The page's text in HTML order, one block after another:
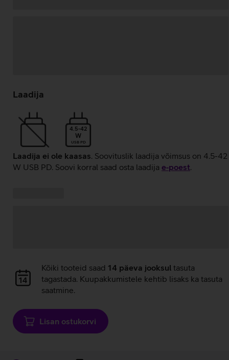
laadimine
Laadija
4.5-42
W
USB PD
Laadija ei ole kaasas. Soovituslik laadija võimsus on 4.5-42
W USB PD. Soovi korral saad osta laadija e‑poest.
Andmete
laadimine
Kõiki tooteid saad 14 päeva jooksul tasuta
tagastada. Kuupakkumistele kehtib lisaks ka tasuta
saatmine.
Lisan ostukorvi